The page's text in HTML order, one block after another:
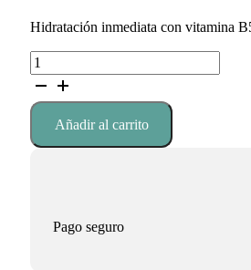
Hidratación inmediata con vitamina
PROTECTOR
SOLAR
CREMA
SPF
LOVREN
Añadir al carrito
Pago seguro